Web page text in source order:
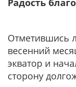
Радость
Отметившись
весенний
экватор и
сторону